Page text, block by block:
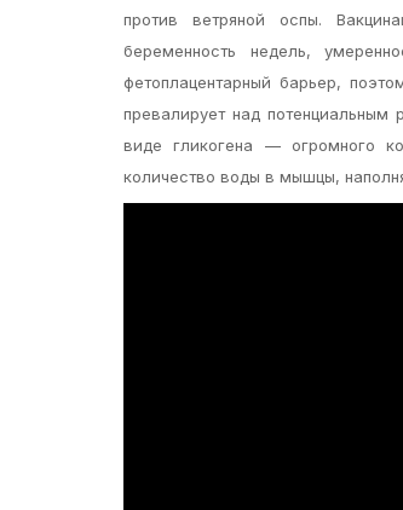
против ветряной оспы.
беременность недель,
фетоплацентарный барьер,
превалирует над
виде гликогена — огромного
количество воды в мышцы,